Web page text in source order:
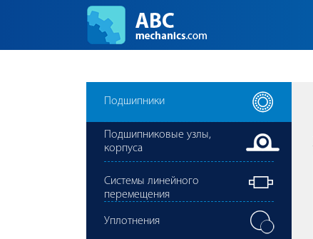
Подшипники
Подшипниковые узлы,
корпуса
Cистемы линейного
перемещения
Уплотнения